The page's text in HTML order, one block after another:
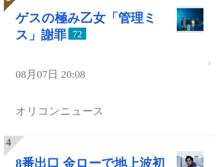
ゲスの極み乙女「管理ミ
ス」謝罪
72
08月07日 20:08
オリコンニュース
8番出口 金ローで地上波初